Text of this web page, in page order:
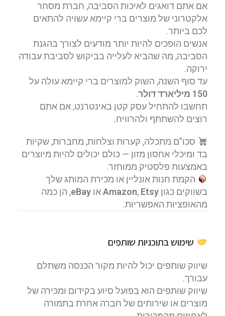
אם אתם דואגים לאיכות הסביבה, חברת מסחר
אלקטרוני של מוצרים ברי קיימא עשויה להתאים
לכם ביותר.
אנשים הופכים להיות יותר מודעים לצורך בהגנת
הסביבה, מה שהביא לעלייה בביקוש לסביבת עבודה
ירוקה.
עד סוף השנה, השוק למוצרים ברי קיימא עולה על
150 מיליארד דולר
.
תחשבו להתחיל עסק קטן באינטרנט, אם אתם
רוצים להשתתף ולהרוויח.
סכו”ם מתכלה, קערות וצלחות, מחברות, שקיות
בד ומיכלי אחסון מזון — כולם יכולים להיות מיוצרים
באמצעות פלסטיק ממוחזר.
הקמת חנות אונליין או מכירת המותג שלך
בשווקים כגון
Amazon, Etsy או eBay, הן כמה
מהאופציות האפשריות.
שימוש בתוכניות שותפים
שיווק שותפים יכול להיות מקור הכנסה משתלם
עבורך.
שיווק שותפים הוא בפועל סיוע בקידום ומכירה של
מוצרים או שירותים של חברה אחרת בתמורה